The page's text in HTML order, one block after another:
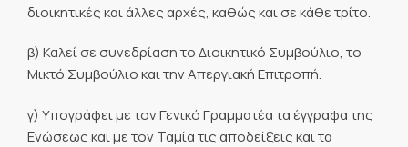
διοικητικές και άλλες αρχές, καθώς και σε κάθε τρίτο.
β) Καλεί σε συνεδρίαση το Διοικητικό Συμβούλιο, το
Μικτό Συμβούλιο και την Απεργιακή Επιτροπή.
γ) Υπογράφει με τον Γενικό Γραμματέα τα έγγραφα της
Ενώσεως και με τον Ταμία τις αποδείξεις και τα